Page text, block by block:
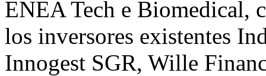
ENEA Tech e Biomedical,
los inversores existentes
Innogest SGR, Wille